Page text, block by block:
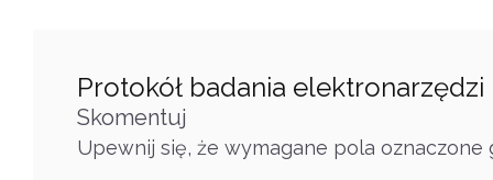
Protokół badania elektronarzędzi
Skomentuj
Upewnij się, że wymagane pola oznaczone